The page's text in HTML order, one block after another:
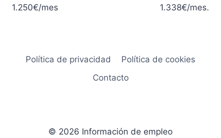
1.250€/mes
1.338€/mes.
Política de privacidad
Política de cookies
Contacto
© 2026 Información de empleo